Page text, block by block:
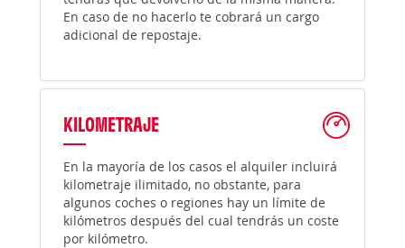
En caso de no hacerlo te cobrará un cargo
adicional de repostaje.
KILOMETRAJE
En la mayoría de los casos el alquiler incluirá
kilometraje ilimitado, no obstante, para
algunos coches o regiones hay un límite de
kilómetros después del cual tendrás un coste
por kilómetro.